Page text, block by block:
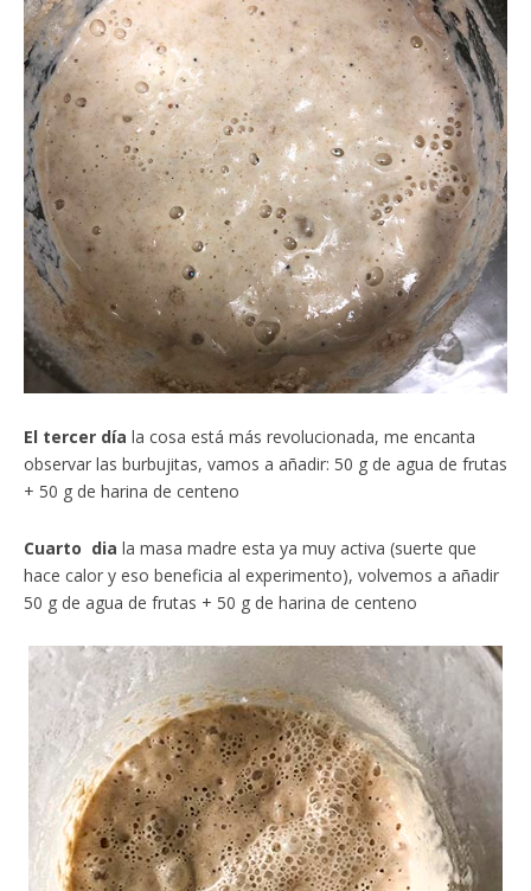
El tercer día la cosa está más revolucionada, me encanta
observar las burbujitas, vamos a añadir: 50 g de agua de frutas
+ 50 g de harina de centeno
Cuarto dia la masa madre esta ya muy activa (suerte que
hace calor y eso beneficia al experimento), volvemos a añadir
50 g de agua de frutas + 50 g de harina de centeno